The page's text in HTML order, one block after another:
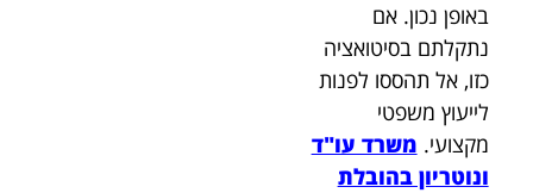
באופן נכון. אם
נתקלתם בסיטואציה
כזו, אל תהססו לפנות
לייעוץ משפטי
מקצועי. משרד עו"ד
ונוטריון בהובלת